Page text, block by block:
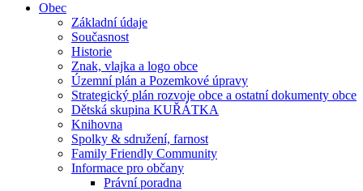
Obec
Základní údaje
Současnost
Historie
Znak, vlajka a logo obce
Územní plán a Pozemkové úpravy
Strategický plán rozvoje obce a ostatní dokumenty obce
Dětská skupina KUŘÁTKA
Knihovna
Spolky & sdružení, farnost
Family Friendly Community
Informace pro občany
Právní poradna